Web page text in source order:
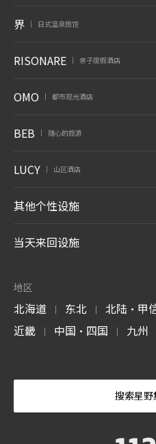
界 日式温泉旅馆
RISONARE 亲子度假酒店
OMO 都市观光酒店
BEB 随心的旅游
LUCY 山区酒店
其他个性设施
当天来回设施
地区
北海道 | 东北 | 北陆・甲
近畿 | 中国・四国 | 九州
搜索星